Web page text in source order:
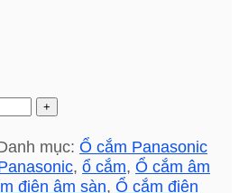
mục: Ổ cắm Panasonic
, ổ cắm, Ổ cắm âm
điện âm sàn, Ổ cắm điện